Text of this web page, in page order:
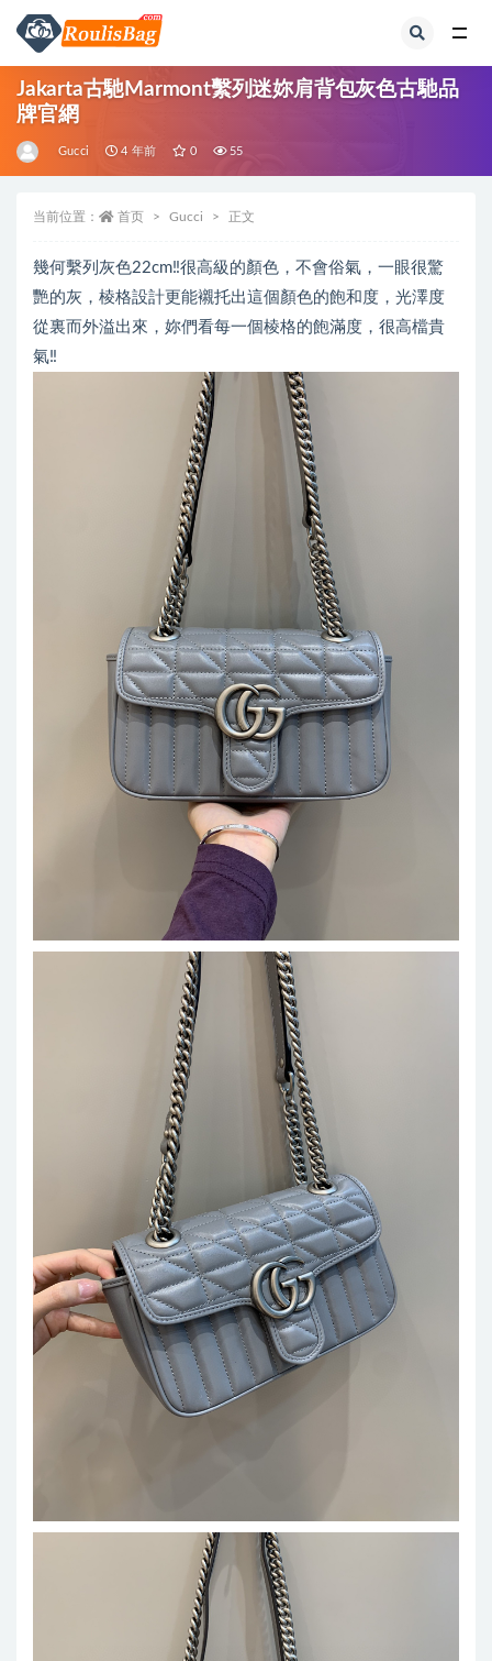
Jakarta古馳Marmont繫列迷妳肩背包灰色古馳品
牌官網
Gucci 4 年前 0 55
当前位置： 首页 Gucci 正文
幾何繫列灰色22cm‼️很高級的顏色，不會俗氣，一眼很驚
艷的灰，棱格設計更能襯托出這個顏色的飽和度，光澤度
從裏而外溢出來，妳們看每一個棱格的飽滿度，很高檔貴
氣‼️